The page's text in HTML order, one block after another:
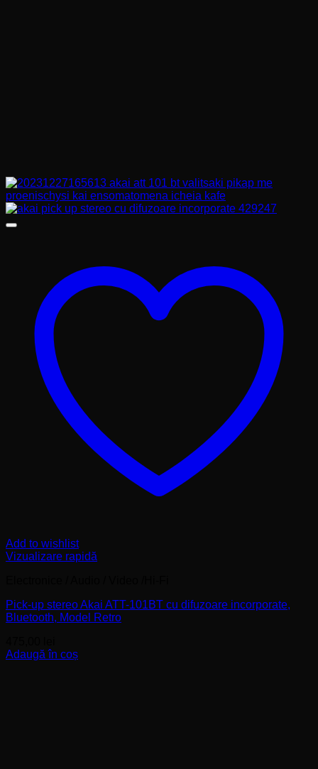
Add to wishlist
Vizualizare rapidă
Pick-up stereo Akai ATT-101BT cu difuzoare incorporate,
Bluetooth, Model Retro
Adaugă în coș